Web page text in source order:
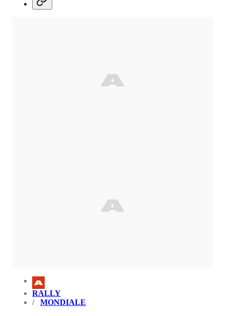
RALLY
MONDIALE